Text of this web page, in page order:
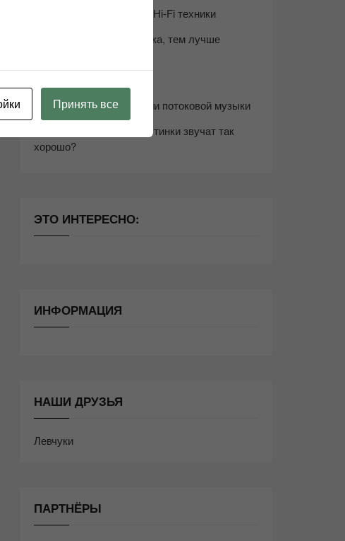
Возьмите друга в салон Hi-Fi техники
Чем дороже аудиотехника, тем лучше
10 способов оптимизации потоковой музыки
Почему виниловые пластинки звучат так
хорошо?
ЭТО ИНТЕРЕСНО:
ИНФОРМАЦИЯ
НАШИ ДРУЗЬЯ
Левчуки
ПАРТНЁРЫ
Принять все